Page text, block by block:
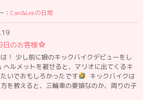
： Can&Leeの日常
日のお客様
！ 少し前に娘のキックバイクデビューをし
ヘルメットを被せると、マリオに出てくるキ
いでおもしろかったです
⁡ キックバイクは
を教えると、三輪車の要領なのか、周りの子